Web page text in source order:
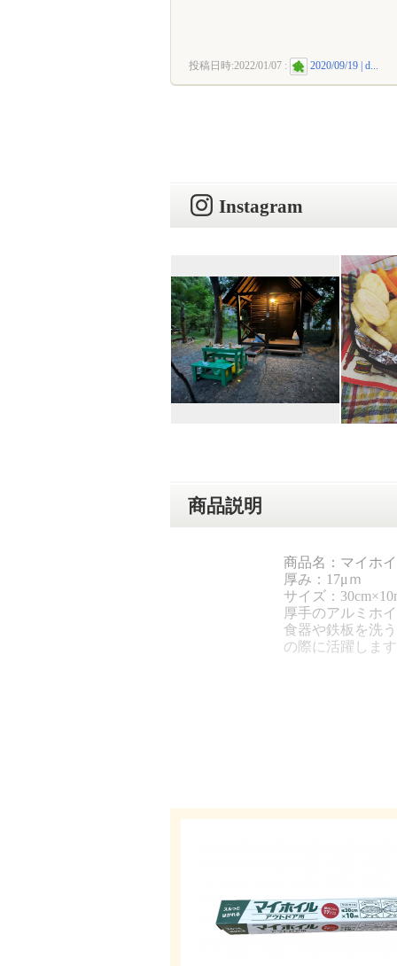
投稿日時:2022/01/07 : 2020/09/19 | d...
Instagram
商品説明
商品名：マイホ
厚み：17μｍ
サイズ：
厚手のアルミホ
食器や鉄板を洗
の際に活躍しま